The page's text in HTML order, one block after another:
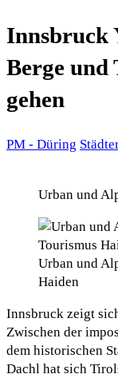
Innsbruck
Berge und
gehen
PM - Düring
Urban und
Urban und
Haiden
Innsbruck zeigt
Zwischen der
dem historischen
Dachl hat sich